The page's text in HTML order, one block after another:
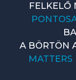
FELKELŐ
A BÖRTÖN
MATTERS